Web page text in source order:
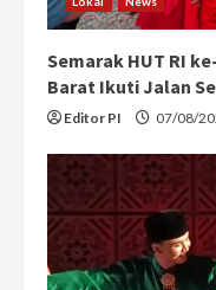
Semarak HUT RI
Barat Ikuti Jalan
Editor PI 07/08/